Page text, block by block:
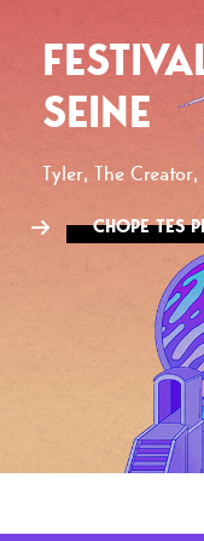
SEINE
Tyler, The
CHOPE TES